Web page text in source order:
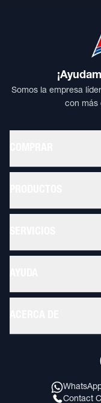
Somos la empresa
con más
Contact